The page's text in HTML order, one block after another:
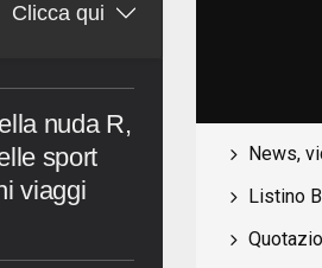
Clicca qui
nuda R,
sport
viaggi
News,
Listino